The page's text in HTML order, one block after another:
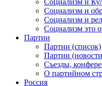
Социализм и
Социализм и
Социализм и
Социализм это
Партии
Партии (список)
Партии
Съезды,
О партийном
Россия